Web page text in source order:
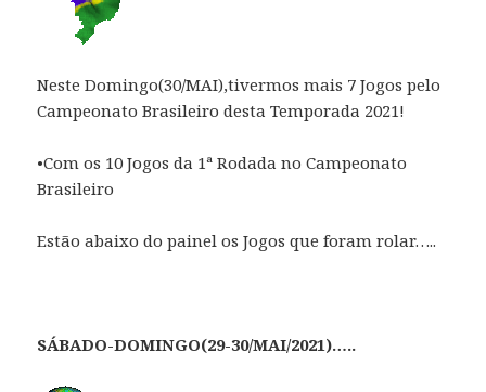
Neste Domingo(30/MAI),tivermos mais 7 Jogos pelo
Campeonato Brasileiro desta Temporada 2021!
•Com os 10 Jogos da 1ª Rodada no Campeonato
Brasileiro
Estão abaixo do painel os Jogos que foram rolar…..
SÁBADO-DOMINGO(29-30/MAI/2021)…..